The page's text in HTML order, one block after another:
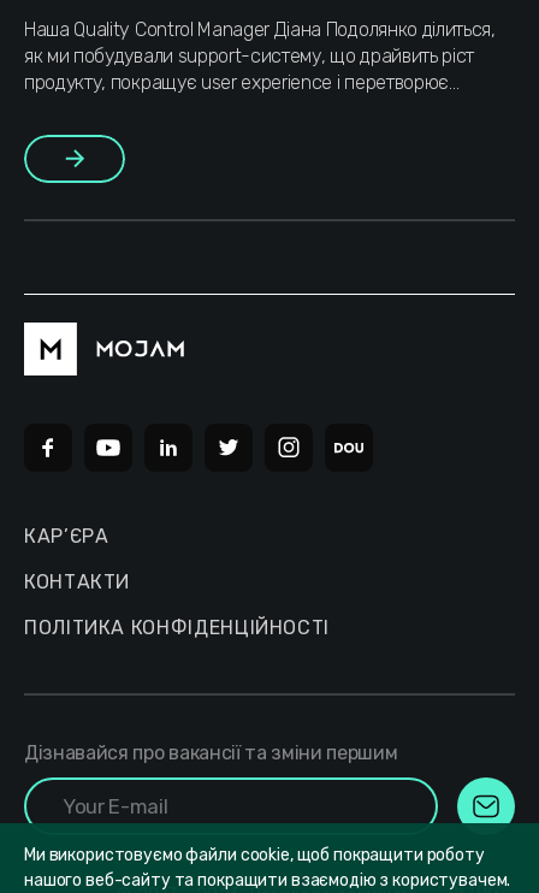
Наша Quality Control Manager Діана Подолянко ділиться,
як ми побудували support-систему, що драйвить ріст
продукту, покращує user experience і перетворює
КАР’ЄРА
КОНТАКТИ
ПОЛІТИКА КОНФІДЕНЦІЙНОСТІ
Дізнавайся про вакансії та зміни першим
Ми використовуємо файли cookie, щоб покращити роботу
нашого веб-сайту та покращити взаємодію з користувачем.